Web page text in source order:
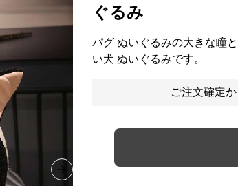
Next slide
ぐるみ
パグ ぬいぐるみの大きな瞳
い犬 ぬいぐるみです。
ご注文確定